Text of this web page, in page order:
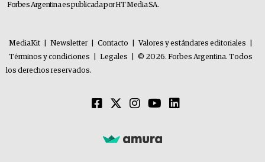
Forbes Argentina es publicada por HT Media SA.
MediaKit Newsletter Contacto Valores y estándares editoriales
Términos y condiciones
Legales
© 2026. Forbes Argentina. Todos
los derechos reservados.